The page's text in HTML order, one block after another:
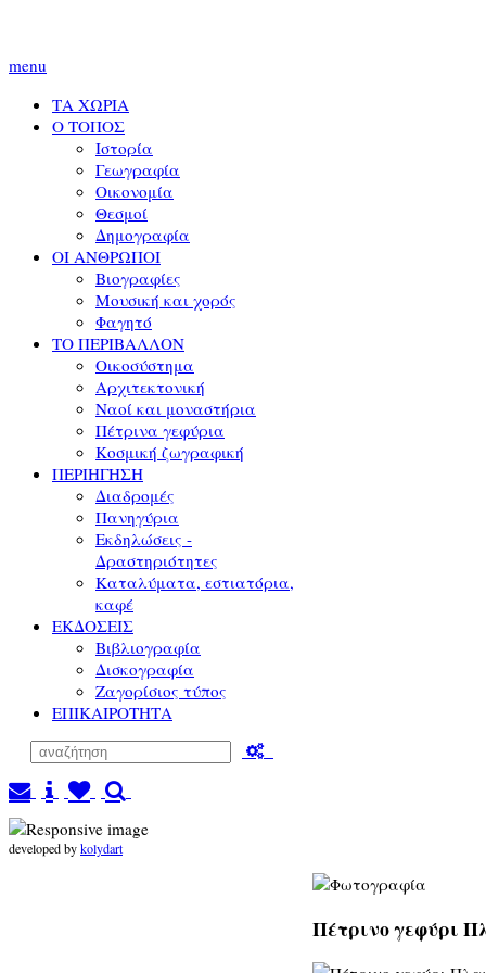
menu
ΤΑ ΧΩΡΙΑ
Ο ΤΟΠΟΣ
Ιστορία
Γεωγραφία
Οικονομία
Θεσμοί
Δημογραφία
ΟΙ ΑΝΘΡΩΠΟΙ
Βιογραφίες
Μουσική και χορός
Φαγητό
ΤΟ ΠΕΡΙΒΑΛΛΟΝ
Οικοσύστημα
Αρχιτεκτονική
Ναοί και μοναστήρια
Πέτρινα γεφύρια
Κοσμική ζωγραφική
ΠΕΡΙΗΓΗΣΗ
Διαδρομές
Πανηγύρια
Εκδηλώσεις -
Δραστηριότητες
Καταλύματα, εστιατόρια,
καφέ
ΕΚΔΟΣΕΙΣ
Βιβλιογραφία
Δισκογραφία
Ζαγορίσιος τύπος
ΕΠΙΚΑΙΡΟΤΗΤΑ
developed bykolydart
Πέτρινο γεφύρι